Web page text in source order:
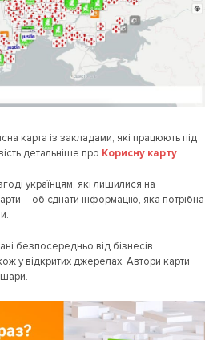
карта із закладами, які працюють під
детальніше про Корисну карту.
українцям, які лишилися на
– об’єднати інформацію, яка потрібна
безпосередньо від бізнесів
у відкритих джерелах. Автори карти